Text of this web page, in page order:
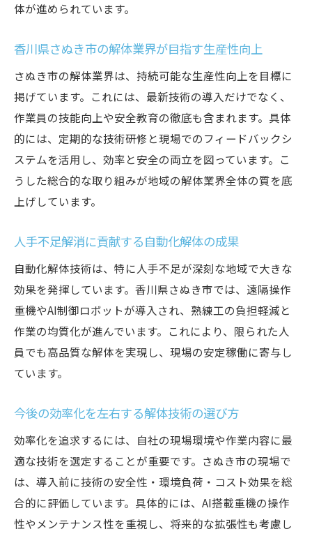
体が進められています。
香川県さぬき市の解体業界が目指す生産性向上
さぬき市の解体業界は、持続可能な生産性向上を目標に
掲げています。これには、最新技術の導入だけでなく、
作業員の技能向上や安全教育の徹底も含まれます。具体
的には、定期的な技術研修と現場でのフィードバックシ
ステムを活用し、効率と安全の両立を図っています。こ
うした総合的な取り組みが地域の解体業界全体の質を底
上げしています。
人手不足解消に貢献する自動化解体の成果
自動化解体技術は、特に人手不足が深刻な地域で大きな
効果を発揮しています。香川県さぬき市では、遠隔操作
重機やAI制御ロボットが導入され、熟練工の負担軽減と
作業の均質化が進んでいます。これにより、限られた人
員でも高品質な解体を実現し、現場の安定稼働に寄与し
ています。
今後の効率化を左右する解体技術の選び方
効率化を追求するには、自社の現場環境や作業内容に最
適な技術を選定することが重要です。さぬき市の現場で
は、導入前に技術の安全性・環境負荷・コスト効果を総
合的に評価しています。具体的には、AI搭載重機の操作
性やメンテナンス性を重視し、将来的な拡張性も考慮し